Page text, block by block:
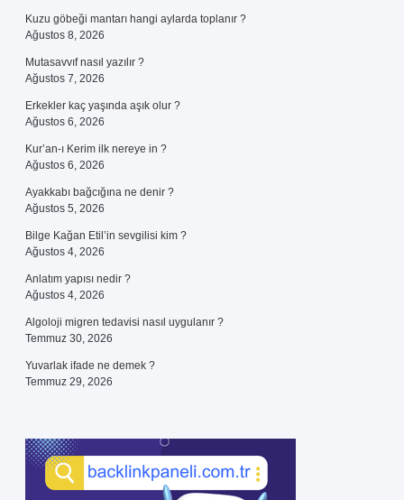
Kuzu göbeği mantarı hangi aylarda toplanır ?
Ağustos 8, 2026
Mutasavvıf nasıl yazılır ?
Ağustos 7, 2026
Erkekler kaç yaşında aşık olur ?
Ağustos 6, 2026
Kur’an-ı Kerim ilk nereye in ?
Ağustos 6, 2026
Ayakkabı bağcığına ne denir ?
Ağustos 5, 2026
Bilge Kağan Etil’in sevgilisi kim ?
Ağustos 4, 2026
Anlatım yapısı nedir ?
Ağustos 4, 2026
Algoloji migren tedavisi nasıl uygulanır ?
Temmuz 30, 2026
Yuvarlak ifade ne demek ?
Temmuz 29, 2026